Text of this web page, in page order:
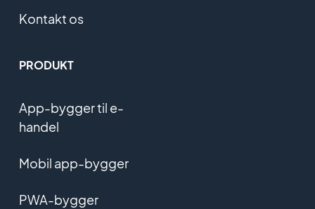
Kontakt os
PRODUKT
App-bygger til e-
handel
Mobil app-bygger
PWA-bygger